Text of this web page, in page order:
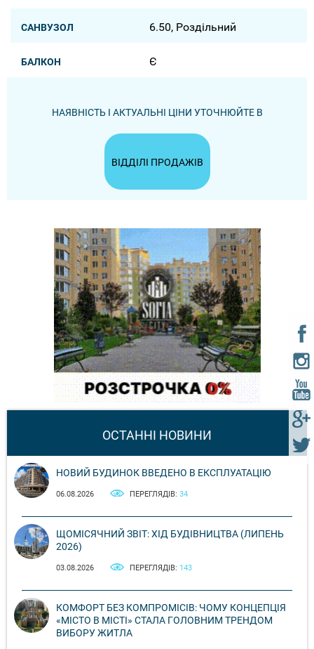
САНВУЗОЛ 6.50, Роздільний
БАЛКОН Є
НАЯВНІСТЬ І АКТУАЛЬНІ ЦІНИ УТОЧНЮЙТЕ В
ВІДДІЛІ ПРОДАЖІВ
ОСТАННІ НОВИНИ
НОВИЙ БУДИНОК ВВЕДЕНО В ЕКСПЛУАТАЦІЮ
06.08.2026 ПЕРЕГЛЯДІВ: 34
ЩОМІСЯЧНИЙ ЗВІТ: ХІД БУДІВНИЦТВА (ЛИПЕНЬ
2026)
03.08.2026 ПЕРЕГЛЯДІВ: 143
КОМФОРТ БЕЗ КОМПРОМІСІВ: ЧОМУ КОНЦЕПЦІЯ
«МІСТО В МІСТІ» СТАЛА ГОЛОВНИМ ТРЕНДОМ
ВИБОРУ ЖИТЛА